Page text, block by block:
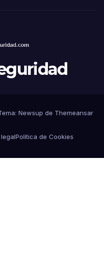
Newsup de Themeansar
Política de Cookies